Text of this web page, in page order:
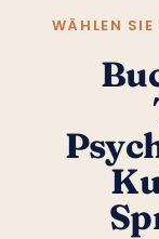
WÄHLEN SIE